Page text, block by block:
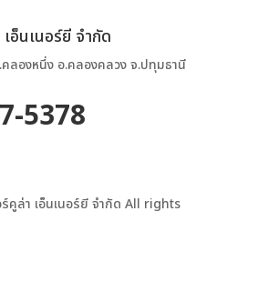
อ็นเนอร์ยี จำกัด
ลองหนึ่ง อ.คลองคลวง จ.ปทุมธานี
5378
คูล่า เอ็นเนอร์ยี จำกัด All rights